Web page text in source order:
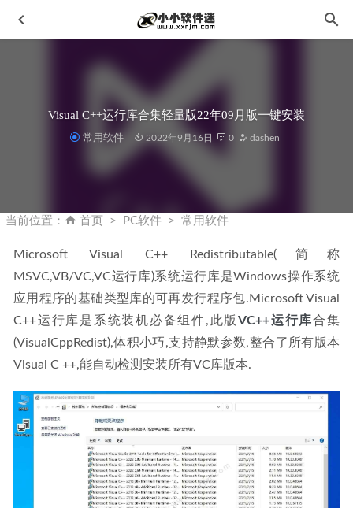
Visual C++运行库合集轻量版22年09月版一键安装
常用软件 2022年9月16日 0 dashen
当前位置： 首页 PC软件 常用软件
Microsoft Visual C++ Redistributable(简称
MSVC,VB/VC,VC运行库)系统运行库是Windows操作系统
应用程序的基础类型库的可再发行程序包.Microsoft Visual
C++运行库是系统装机必备组件,此版VC++运行库合集
(VisualCppRedist),体积小巧,支持静默参数,整合了所有版本
Visual C ++,能自动检测安装所有VC库版本.
2026-04-06
FonePaw Screen Recorder v6.0.0 中文破解版 2022-12-08
WidsMob Montage 2022 v1.4.0.112中文破解版-图片蒙太奇效
果生成软件 2023-02-26
Topaz Video AI 3.2.0中文汉化官方破解版+离线模型包 2023-
04-06